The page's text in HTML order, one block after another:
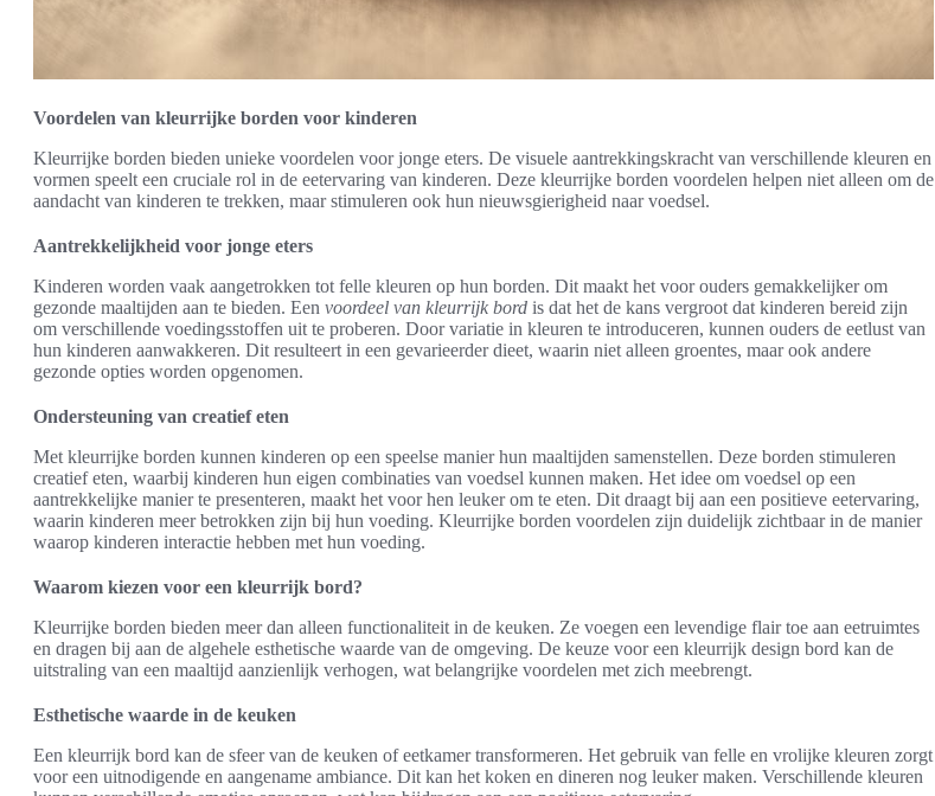
Voordelen van kleurrijke borden voor kinderen
Kleurrijke borden bieden unieke voordelen voor jonge eters. De visuele aantrekkingskracht van verschillende kleuren en
vormen speelt een cruciale rol in de eetervaring van kinderen. Deze kleurrijke borden voordelen helpen niet alleen om de
aandacht van kinderen te trekken, maar stimuleren ook hun nieuwsgierigheid naar voedsel.
Aantrekkelijkheid voor jonge eters
Kinderen worden vaak aangetrokken tot felle kleuren op hun borden. Dit maakt het voor ouders gemakkelijker om
gezonde maaltijden aan te bieden. Een voordeel van kleurrijk bord is dat het de kans vergroot dat kinderen bereid zijn
om verschillende voedingsstoffen uit te proberen. Door variatie in kleuren te introduceren, kunnen ouders de eetlust van
hun kinderen aanwakkeren. Dit resulteert in een gevarieerder dieet, waarin niet alleen groentes, maar ook andere
gezonde opties worden opgenomen.
Ondersteuning van creatief eten
Met kleurrijke borden kunnen kinderen op een speelse manier hun maaltijden samenstellen. Deze borden stimuleren
creatief eten, waarbij kinderen hun eigen combinaties van voedsel kunnen maken. Het idee om voedsel op een
aantrekkelijke manier te presenteren, maakt het voor hen leuker om te eten. Dit draagt bij aan een positieve eetervaring,
waarin kinderen meer betrokken zijn bij hun voeding. Kleurrijke borden voordelen zijn duidelijk zichtbaar in de manier
waarop kinderen interactie hebben met hun voeding.
Waarom kiezen voor een kleurrijk bord?
Kleurrijke borden bieden meer dan alleen functionaliteit in de keuken. Ze voegen een levendige flair toe aan eetruimtes
en dragen bij aan de algehele esthetische waarde van de omgeving. De keuze voor een kleurrijk design bord kan de
uitstraling van een maaltijd aanzienlijk verhogen, wat belangrijke voordelen met zich meebrengt.
Esthetische waarde in de keuken
Een kleurrijk bord kan de sfeer van de keuken of eetkamer transformeren. Het gebruik van felle en vrolijke kleuren zorgt
voor een uitnodigende en aangename ambiance. Dit kan het koken en dineren nog leuker maken. Verschillende kleuren